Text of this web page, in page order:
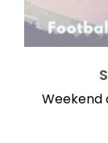
Weekend